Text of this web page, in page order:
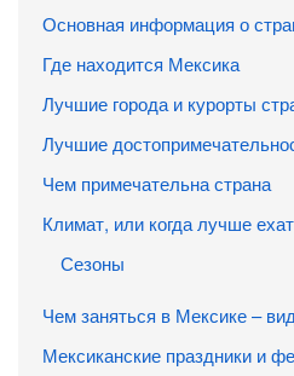
Основная информация о
Где находится Мексика
Лучшие города и курорты
Лучшие
Чем примечательна страна
Климат, или когда лучше
Сезоны
Чем заняться в Мексике –
Мексиканские праздники и